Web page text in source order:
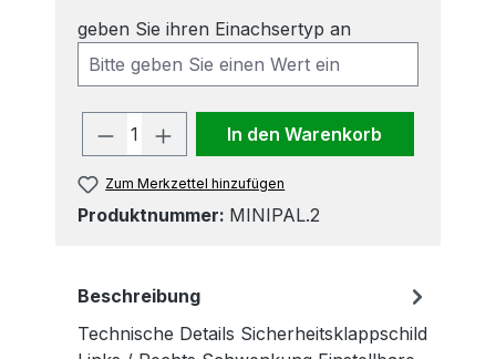
geben Sie ihren Einachsertyp an
Produkt Anzahl: Gib den
In den Warenkorb
Zum Merkzettel hinzufügen
Produktnummer: MINIPAL.2
Beschreibung
Technische Details Sicherheitsklappschild